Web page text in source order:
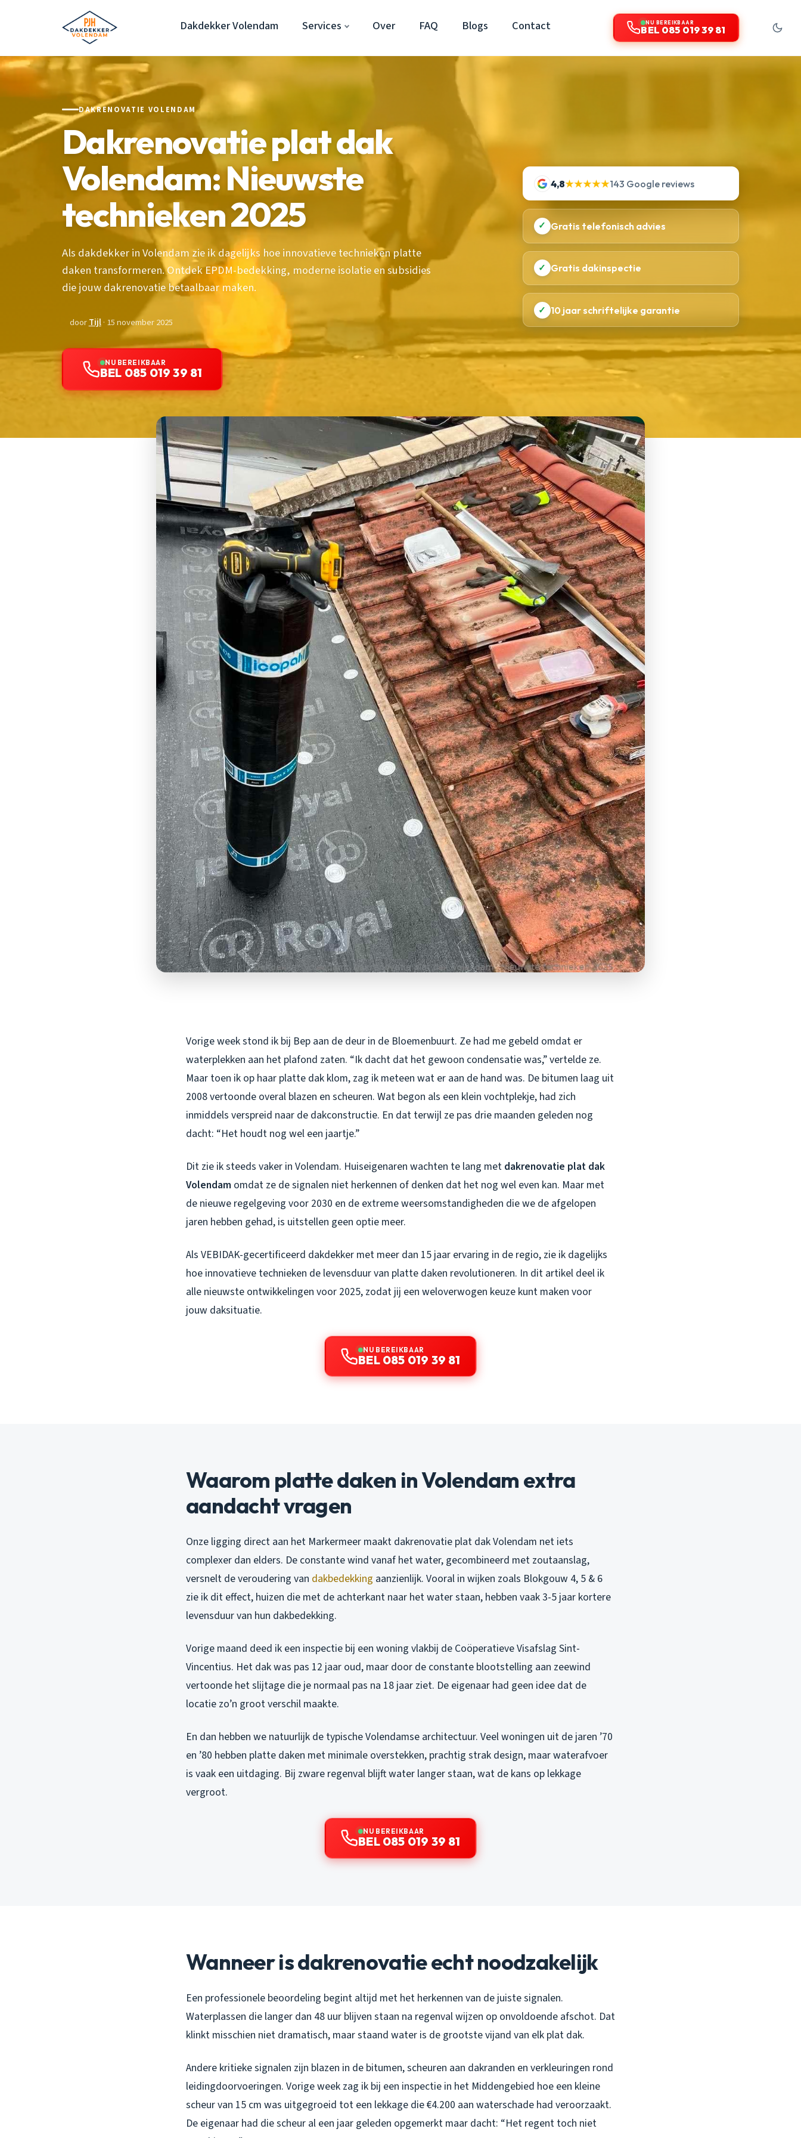
Dakdekker Volendam Services Over FAQ Blogs Contact NU BEREIKBAAR
BEL 085 019 39 81
DAKRENOVATIE VOLENDAM
Dakrenovatie plat dak
Volendam: Nieuwste
technieken 2025
Als dakdekker in Volendam zie ik dagelijks hoe innovatieve technieken platte
daken transformeren. Ontdek EPDM-bedekking, moderne isolatie en subsidies
die jouw dakrenovatie betaalbaar maken.
doorTijl· 15 november 2025
NU BEREIKBAAR
BEL 085 019 39 81
4,8★★★★★143 Google reviews
✓ Gratis telefonisch advies
✓ Gratis dakinspectie
✓ 10 jaar schriftelijke garantie
Vorige week stond ik bij Bep aan de deur in de Bloemenbuurt. Ze had me gebeld omdat er
waterplekken aan het plafond zaten. “Ik dacht dat het gewoon condensatie was,” vertelde ze.
Maar toen ik op haar platte dak klom, zag ik meteen wat er aan de hand was. De bitumen laag uit
2008 vertoonde overal blazen en scheuren. Wat begon als een klein vochtplekje, had zich
inmiddels verspreid naar de dakconstructie. En dat terwijl ze pas drie maanden geleden nog
dacht: “Het houdt nog wel een jaartje.”
Dit zie ik steeds vaker in Volendam. Huiseigenaren wachten te lang met dakrenovatie plat dak
Volendam omdat ze de signalen niet herkennen of denken dat het nog wel even kan. Maar met
de nieuwe regelgeving voor 2030 en de extreme weersomstandigheden die we de afgelopen
jaren hebben gehad, is uitstellen geen optie meer.
Als VEBIDAK-gecertificeerd dakdekker met meer dan 15 jaar ervaring in de regio, zie ik dagelijks
hoe innovatieve technieken de levensduur van platte daken revolutioneren. In dit artikel deel ik
alle nieuwste ontwikkelingen voor 2025, zodat jij een weloverwogen keuze kunt maken voor
jouw daksituatie.
NU BEREIKBAAR
BEL 085 019 39 81
Waarom platte daken in Volendam extra
aandacht vragen
Onze ligging direct aan het Markermeer maakt dakrenovatie plat dak Volendam net iets
complexer dan elders. De constante wind vanaf het water, gecombineerd met zoutaanslag,
versnelt de veroudering van dakbedekking aanzienlijk. Vooral in wijken zoals Blokgouw 4, 5 & 6
zie ik dit effect, huizen die met de achterkant naar het water staan, hebben vaak 3-5 jaar kortere
levensduur van hun dakbedekking.
Vorige maand deed ik een inspectie bij een woning vlakbij de Coöperatieve Visafslag Sint-
Vincentius. Het dak was pas 12 jaar oud, maar door de constante blootstelling aan zeewind
vertoonde het slijtage die je normaal pas na 18 jaar ziet. De eigenaar had geen idee dat de
locatie zo’n groot verschil maakte.
En dan hebben we natuurlijk de typische Volendamse architectuur. Veel woningen uit de jaren ’70
en ’80 hebben platte daken met minimale overstekken, prachtig strak design, maar waterafvoer
is vaak een uitdaging. Bij zware regenval blijft water langer staan, wat de kans op lekkage
vergroot.
NU BEREIKBAAR
BEL 085 019 39 81
Wanneer is dakrenovatie echt noodzakelijk
Een professionele beoordeling begint altijd met het herkennen van de juiste signalen.
Waterplassen die langer dan 48 uur blijven staan na regenval wijzen op onvoldoende afschot. Dat
klinkt misschien niet dramatisch, maar staand water is de grootste vijand van elk plat dak.
Andere kritieke signalen zijn blazen in de bitumen, scheuren aan dakranden en verkleuringen rond
leidingdoorvoeringen. Vorige week zag ik bij een inspectie in het Middengebied hoe een kleine
scheur van 15 cm was uitgegroeid tot een lekkage die €4.200 aan waterschade had veroorzaakt.
De eigenaar had die scheur al een jaar geleden opgemerkt maar dacht: “Het regent toch niet